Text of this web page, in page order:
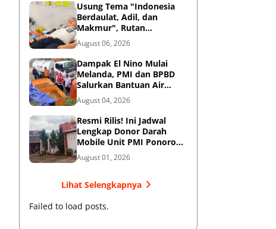
Usung Tema "Indonesia
Berdaulat, Adil, dan
Makmur", Rutan
Ponorogo Gelar Donor
Darah Kemanusiaan
Sambut HUT RI ke-81
August 06, 2026
Dampak El Nino Mulai
Melanda, PMI dan BPBD
Salurkan Bantuan Air
Bersih ke Desa Terdampak
di Ponorogo
August 04, 2026
Resmi Rilis! Ini Jadwal
Lengkap Donor Darah
Mobile Unit PMI Ponorogo
Agustus 2026
August 01, 2026
Lihat Selengkapnya
Failed to load posts.